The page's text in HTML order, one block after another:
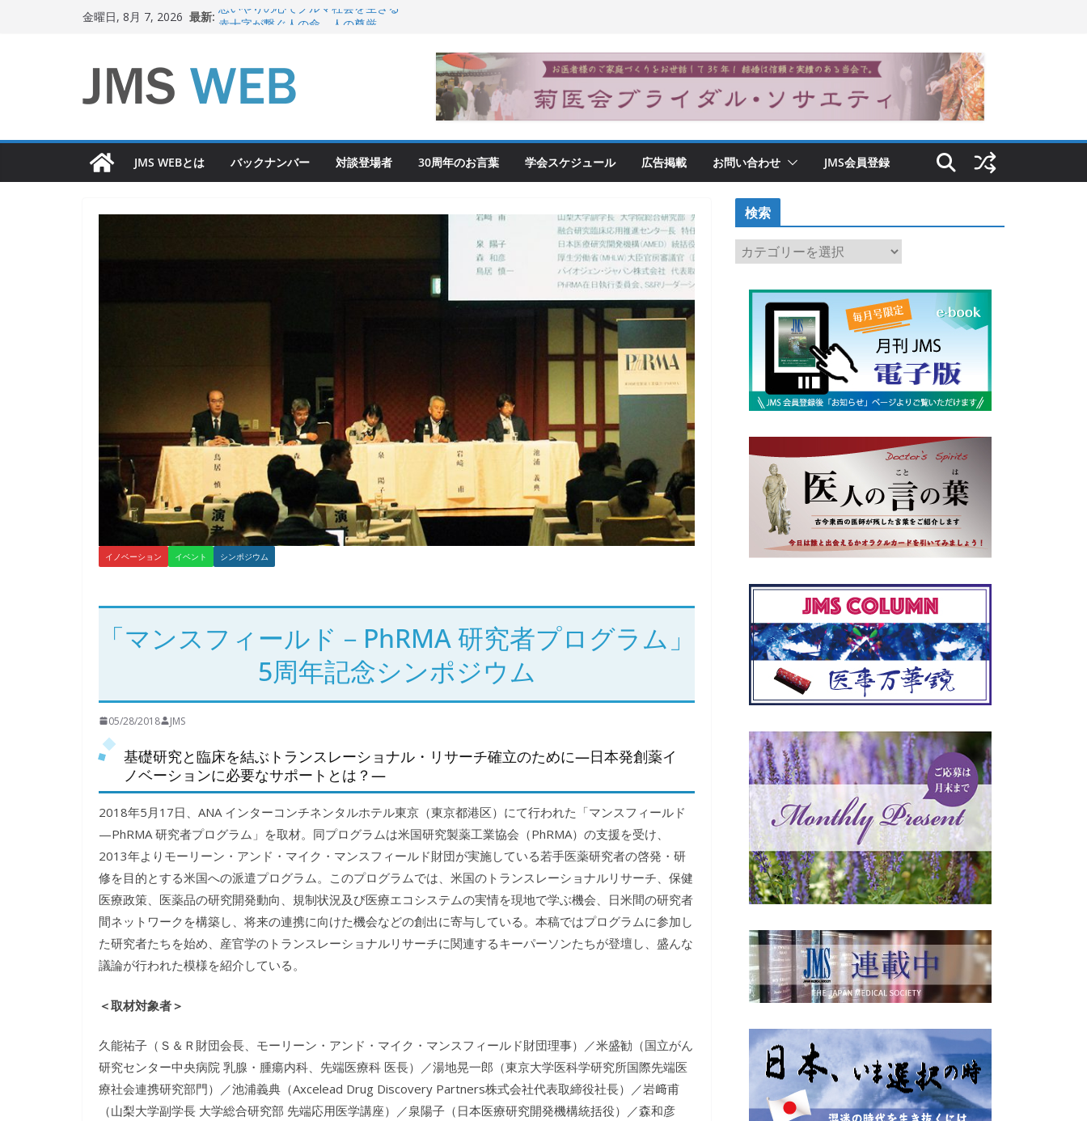
ス
金曜日, 8月 7, 2026 最新: 思いやりの心でクルマ社会を生きる
関東大震災から100 年
新生ニッポン！
JMS WEBとは バックナンバー 対談登場者 30周年のお言葉 学会スケジュール 広告掲載 お問い合わせ JMS会員登録
イノベーション イベント シンポジウム
「マンスフィールド－PhRMA 研究者プログラム」
5周年記念シンポジウム
05/28/2018 JMS
基礎研究と臨床を結ぶトランスレーショナル・リサーチ確立のために—日本発創薬イ
ノベーションに必要なサポートとは？—
2018年5月17日、ANA インターコンチネンタルホテル東京（東京都港区）にて行われた「マンスフィールド
—PhRMA 研究者プログラム」を取材。同プログラムは米国研究製薬工業協会（PhRMA）の支援を受け、
2013年よりモーリーン・アンド・マイク・マンスフィールド財団が実施している若手医薬研究者の啓発・研
修を目的とする米国への派遣プログラム。このプログラムでは、米国のトランスレーショナルリサーチ、保健
医療政策、医薬品の研究開発動向、規制状況及び医療エコシステムの実情を現地で学ぶ機会、日米間の研究者
間ネットワークを構築し、将来の連携に向けた機会などの創出に寄与している。本稿ではプログラムに参加し
た研究者たちを始め、産官学のトランスレーショナルリサーチに関連するキーパーソンたちが登壇し、盛んな
議論が行われた模様を紹介している。
＜取材対象者＞
久能祐子（Ｓ＆Ｒ財団会長、モーリーン・アンド・マイク・マンスフィールド財団理事）／米盛勧（国立がん
研究センター中央病院 乳腺・腫瘍内科、先端医療科 医長）／湯地晃一郎（東京大学医科学研究所国際先端医
療社会連携研究部門）／池浦義典（Axcelead Drug Discovery Partners株式会社代表取締役社長）／岩﨑甫
（山梨大学副学長 大学総合研究部 先端応用医学講座）／泉陽子（日本医療研究開発機構統括役）／森和彦
検索
検
索